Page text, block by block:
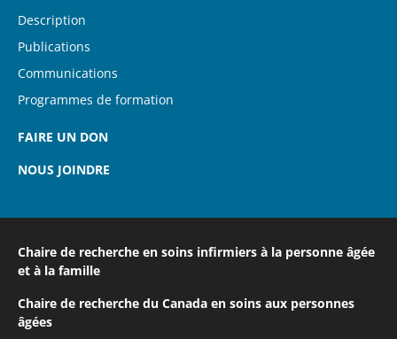
Description
Publications
Communications
Programmes de formation
FAIRE UN DON
NOUS JOINDRE
Chaire de recherche en soins infirmiers à la personne âgée
et à la famille
Chaire de recherche du Canada en soins aux personnes
âgées